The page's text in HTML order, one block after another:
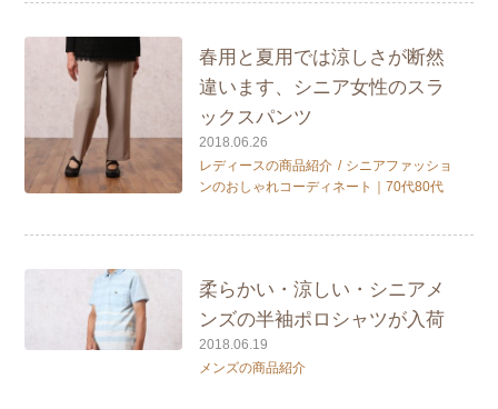
春用と夏用では涼しさが断然
違います、シニア女性のスラ
ックスパンツ
2018.06.26
レディースの商品紹介
シニアファッショ
ンのおしゃれコーディネート｜70代80代
柔らかい・涼しい・シニアメ
ンズの半袖ポロシャツが入荷
2018.06.19
メンズの商品紹介